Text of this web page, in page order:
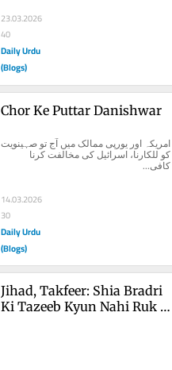
23.03.2026
40
Daily Urdu
(Blogs)
Chor Ke Puttar Danishwar
امریکہ اور یورپی ممالک میں آج تو صہینویت
کافی...
14.03.2026
30
Daily Urdu
(Blogs)
Jihad, Takfeer: Shia Bradri
Ki Tazeeb Kyun Nahi Ruk